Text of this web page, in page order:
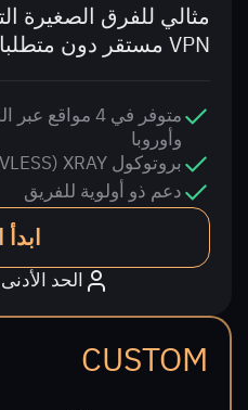
مثالي للفرق الصغيرة
VPN مستقر دون متطلبات موارد متقدمة.
متوفر في 4
وأوروبا
بروتوكول XRAY ‏(VLESS)
دعم ذو أولوية للفريق
ابدأ
الحد الأدنى 20
CUSTOM